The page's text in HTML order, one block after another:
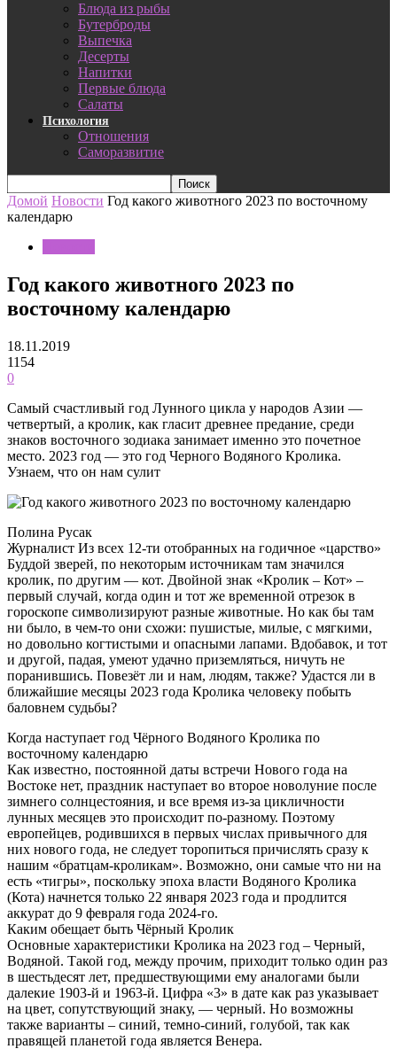
Блюда из рыбы
Бутерброды
Выпечка
Десерты
Напитки
Первые блюда
Салаты
Психология
Отношения
Саморазвитие
Домой Новости Год какого животного 2023 по восточному
календарю
Год какого животного 2023 по
восточному календарю
18.11.2019
1154
0
Самый счастливый год Лунного цикла у народов Азии —
четвертый, а кролик, как гласит древнее предание, среди
знаков восточного зодиака занимает именно это почетное
место. 2023 год — это год Черного Водяного Кролика.
Узнаем, что он нам сулит
Полина Русак
Журналист Из всех 12-ти отобранных на годичное «царство»
Буддой зверей, по некоторым источникам там значился
кролик, по другим — кот. Двойной знак «Кролик – Кот» –
первый случай, когда один и тот же временной отрезок в
гороскопе символизируют разные животные. Но как бы там
ни было, в чем-то они схожи: пушистые, милые, с мягкими,
но довольно когтистыми и опасными лапами. Вдобавок, и тот
и другой, падая, умеют удачно приземляться, ничуть не
поранившись. Повезёт ли и нам, людям, также? Удастся ли в
ближайшие месяцы 2023 года Кролика человеку побыть
баловнем судьбы?
Когда наступает год Чёрного Водяного Кролика по
восточному календарю
Как известно, постоянной даты встречи Нового года на
Востоке нет, праздник наступает во второе новолуние после
зимнего солнцестояния, и все время из-за цикличности
лунных месяцев это происходит по-разному. Поэтому
европейцев, родившихся в первых числах привычного для
них нового года, не следует торопиться причислять сразу к
нашим «братцам-кроликам». Возможно, они самые что ни на
есть «тигры», поскольку эпоха власти Водяного Кролика
(Кота) начнется только 22 января 2023 года и продлится
аккурат до 9 февраля года 2024-го.
Каким обещает быть Чёрный Кролик
Основные характеристики Кролика на 2023 год – Черный,
Водяной. Такой год, между прочим, приходит только один раз
в шестьдесят лет, предшествующими ему аналогами были
далекие 1903-й и 1963-й. Цифра «3» в дате как раз указывает
на цвет, сопутствующий знаку, — черный. Но возможны
также варианты – синий, темно-синий, голубой, так как
правящей планетой года является Венера.